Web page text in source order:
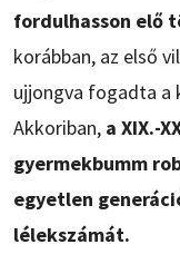
fordulhasson elő
korábban, az első
ujjongva fogadta a
Akkoriban, a XIX.-
gyermekbumm
egyetlen
lélekszámát.